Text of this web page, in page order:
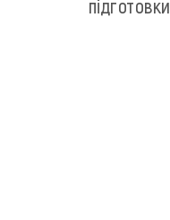
підготовки.